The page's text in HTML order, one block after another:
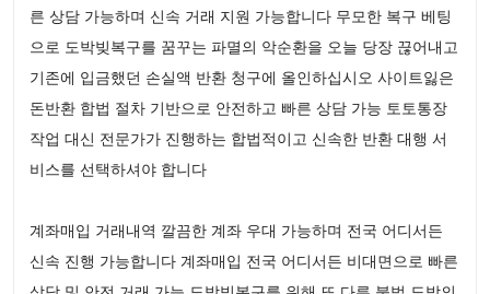
른 상담 가능하며 신속 거래 지원 가능합니다 무모한 복구 베팅
으로 도박빚복구를 꿈꾸는 파멸의 악순환을 오늘 당장 끊어내고
기존에 입금했던 손실액 반환 청구에 올인하십시오 사이트잃은
돈반환 합법 절차 기반으로 안전하고 빠른 상담 가능 토토통장
작업 대신 전문가가 진행하는 합법적이고 신속한 반환 대행 서
비스를 선택하셔야 합니다
계좌매입 거래내역 깔끔한 계좌 우대 가능하며 전국 어디서든
신속 진행 가능합니다 계좌매입 전국 어디서든 비대면으로 빠른